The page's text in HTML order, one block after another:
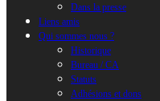
Dans la presse
Liens amis
Qui sommes nous ?
Historique
Bureau / CA
Statuts
Adhésions et dons